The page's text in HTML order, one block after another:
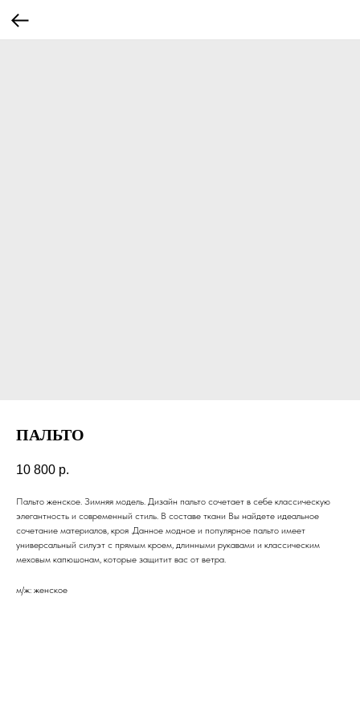
ПАЛЬТО
10 800 р.
Пальто женское. Зимняя модель. Дизайн пальто сочетает в себе классическую
элегантность и современный стиль. В составе ткани Вы найдете идеальное
сочетание материалов, кроя .Данное модное и популярное пальто имеет
универсальный силуэт с прямым кроем, длинными рукавами и классическим
меховым капюшонам, которые защитит вас от ветра.
м/ж: женское